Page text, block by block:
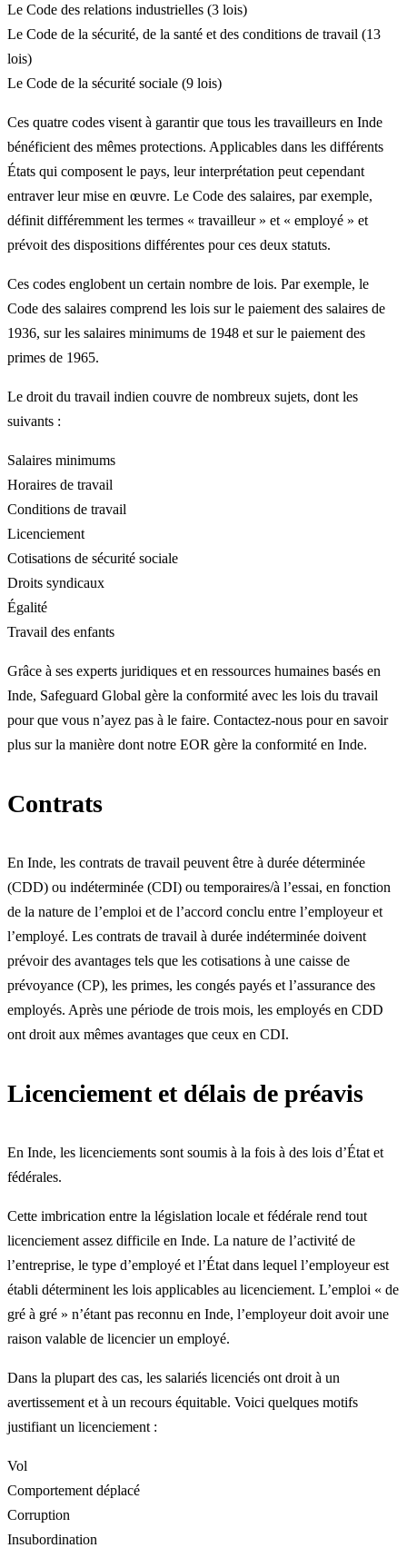
Le Code des relations industrielles (3 lois)
Le Code de la sécurité, de la santé et des conditions de travail (13
lois)
Le Code de la sécurité sociale (9 lois)
Ces quatre codes visent à garantir que tous les travailleurs en Inde
bénéficient des mêmes protections. Applicables dans les différents
États qui composent le pays, leur interprétation peut cependant
entraver leur mise en œuvre. Le Code des salaires, par exemple,
définit différemment les termes « travailleur » et « employé » et
prévoit des dispositions différentes pour ces deux statuts.
Ces codes englobent un certain nombre de lois. Par exemple, le
Code des salaires comprend les lois sur le paiement des salaires de
1936, sur les salaires minimums de 1948 et sur le paiement des
primes de 1965.
Le droit du travail indien couvre de nombreux sujets, dont les
suivants :
Salaires minimums
Horaires de travail
Conditions de travail
Licenciement
Cotisations de sécurité sociale
Droits syndicaux
Égalité
Travail des enfants
Grâce à ses experts juridiques et en ressources humaines basés en
Inde, Safeguard Global gère la conformité avec les lois du travail
pour que vous n’ayez pas à le faire. Contactez-nous pour en savoir
plus sur la manière dont notre EOR gère la conformité en Inde.
Contrats
En Inde, les contrats de travail peuvent être à durée déterminée
(CDD) ou indéterminée (CDI) ou temporaires/à l’essai, en fonction
de la nature de l’emploi et de l’accord conclu entre l’employeur et
l’employé. Les contrats de travail à durée indéterminée doivent
prévoir des avantages tels que les cotisations à une caisse de
prévoyance (CP), les primes, les congés payés et l’assurance des
employés. Après une période de trois mois, les employés en CDD
ont droit aux mêmes avantages que ceux en CDI.
Licenciement et délais de préavis
En Inde, les licenciements sont soumis à la fois à des lois d’État et
fédérales.
Cette imbrication entre la législation locale et fédérale rend tout
licenciement assez difficile en Inde. La nature de l’activité de
l’entreprise, le type d’employé et l’État dans lequel l’employeur est
établi déterminent les lois applicables au licenciement. L’emploi « de
gré à gré » n’étant pas reconnu en Inde, l’employeur doit avoir une
raison valable de licencier un employé.
Dans la plupart des cas, les salariés licenciés ont droit à un
avertissement et à un recours équitable. Voici quelques motifs
justifiant un licenciement :
Vol
Comportement déplacé
Corruption
Insubordination